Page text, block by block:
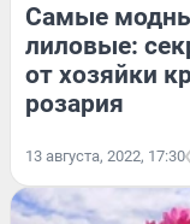
Самые
лиловые:
от хозяйки
розария
13 августа, 2022, 17:30